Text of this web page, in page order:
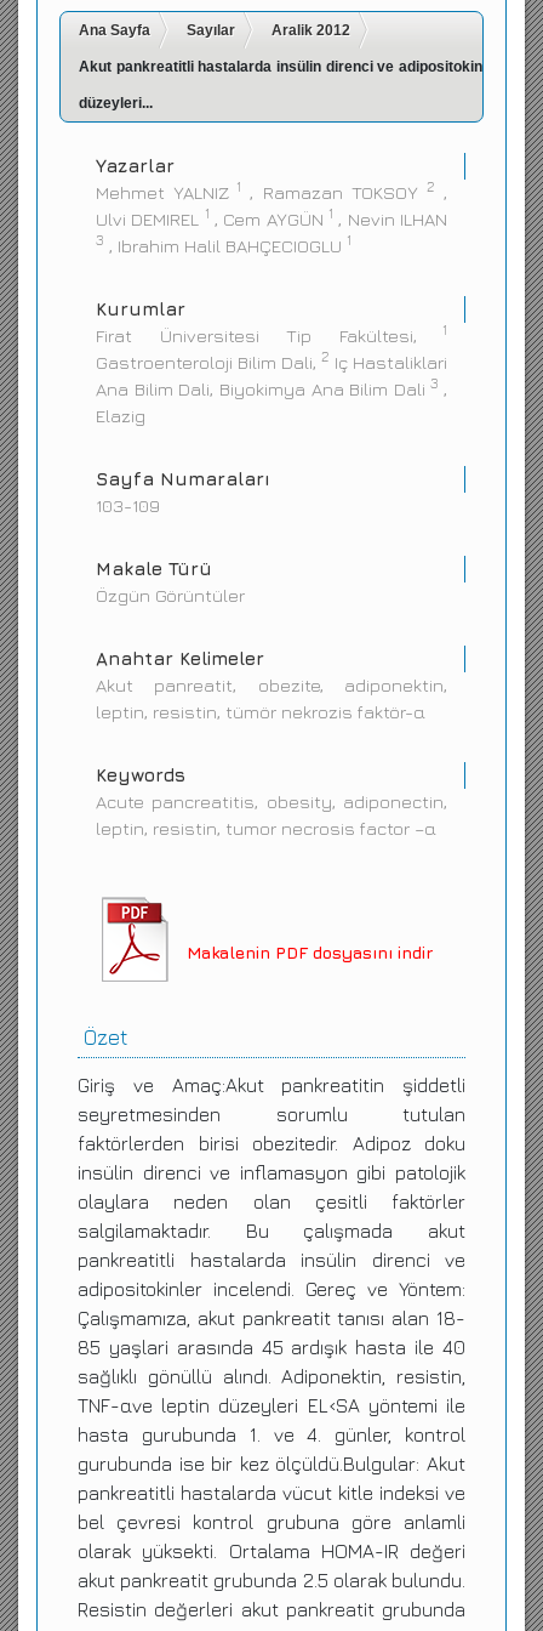
İletişim
Ana Sayfa Sayılar Aralik 2012
Akut pankreatitli hastalarda insülin direnci ve adipositokin
düzeyleri...
Yazarlar
Mehmet YALNIZ 1 , Ramazan TOKSOY 2
,
Ulvi DEMIREL
1 , Cem AYGÜN 1 , Nevin ILHAN
3 , Ibrahim Halil BAHÇECIOGLU 1
Kurumlar
Firat Üniversitesi Tip Fakültesi, 1
Gastroenteroloji Bilim Dali, 2 Iç Hastaliklari
Ana Bilim Dali, Biyokimya Ana Bilim Dali3 ,
Elazig
Sayfa Numaraları
103-109
Makale Türü
Özgün Görüntüler
Anahtar Kelimeler
Akut panreatit, obezite, adiponektin,
leptin, resistin, tümör nekrozis faktör-α
Keywords
Acute pancreatitis, obesity, adiponectin,
leptin, resistin, tumor necrosis factor –α
Makalenin PDF dosyasını indir
Özet
Giriş ve Amaç:Akut pankreatitin şiddetli
seyretmesinden sorumlu tutulan
faktörlerden birisi obezitedir. Adipoz doku
insülin direnci ve inflamasyon gibi patolojik
olaylara neden olan çesitli faktörler
salgilamaktadır. Bu çalışmada akut
pankreatitli hastalarda insülin direnci ve
adipositokinler incelendi. Gereç ve Yöntem:
Çalışmamıza, akut pankreatit tanısı alan 18-
85 yaşlari arasında 45 ardışık hasta ile 40
sağlıklı gönüllü alındı. Adiponektin, resistin,
TNF-αve leptin düzeyleri EL‹SA yöntemi ile
hasta gurubunda 1. ve 4. günler, kontrol
gurubunda ise bir kez ölçüldü.Bulgular: Akut
pankreatitli hastalarda vücut kitle indeksi ve
bel çevresi kontrol grubuna göre anlamli
olarak yüksekti. Ortalama HOMA-IR değeri
akut pankreatit grubunda 2.5 olarak bulundu.
Resistin değerleri akut pankreatit grubunda